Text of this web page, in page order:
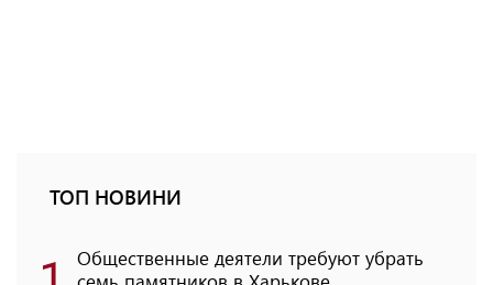
ТОП НОВИНИ
Общественные деятели требуют убрать